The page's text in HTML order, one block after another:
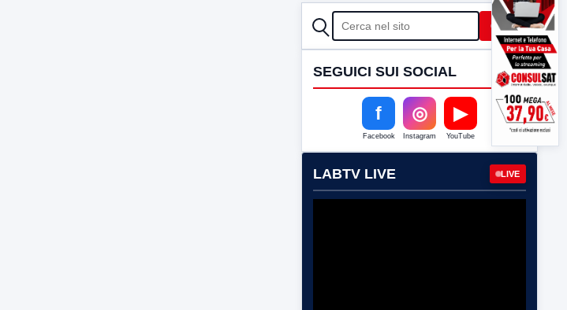
CERCA Cerca
SEGUICI SUI SOCIAL
f
Facebook
◎
Instagram
▶
YouTube
LABTV LIVE LIVE